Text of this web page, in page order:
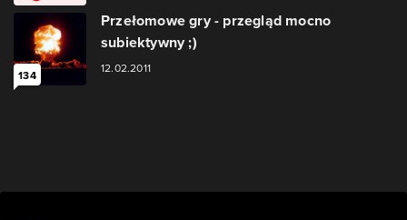
134
Przełomowe gry - przegląd mocno
subiektywny ;)
12.02.2011